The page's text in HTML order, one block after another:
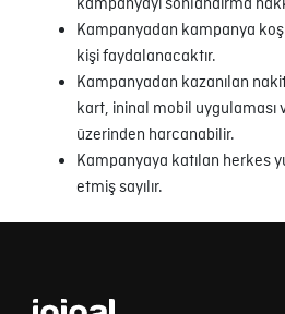
kampanyayı sonlandırma
Kampanyadan kampanya
kişi faydalanacaktır.
Kampanyadan kazanılan
kart, ininal mobil uygulaması
üzerinden harcanabilir.
Kampanyaya katılan herkes
etmiş sayılır.